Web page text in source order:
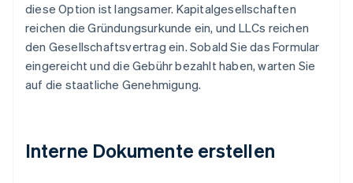
diese Option ist langsamer. Kapitalgesellschaften
reichen die Gründungsurkunde ein, und LLCs reichen
den Gesellschaftsvertrag ein. Sobald Sie das Formular
eingereicht und die Gebühr bezahlt haben, warten Sie
auf die staatliche Genehmigung.
Interne Dokumente erstellen